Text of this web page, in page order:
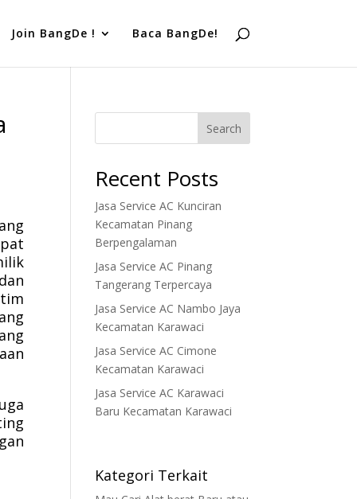
Join BangDe ! Baca BangDe!
Search
Recent Posts
Jasa Service AC Kunciran
Kecamatan Pinang
Berpengalaman
Jasa Service AC Pinang
Tangerang Terpercaya
Jasa Service AC Nambo Jaya
Kecamatan Karawaci
Jasa Service AC Cimone
Kecamatan Karawaci
Jasa Service AC Karawaci
Baru Kecamatan Karawaci
Kategori Terkait